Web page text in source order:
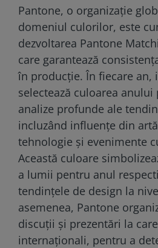
Pantone, o organizație
domeniul culorilor, este
dezvoltarea Pantone
care garantează
în producție. În fiecare an,
selectează culoarea anului
analize profunde ale
incluzând influențe din
tehnologie și evenimente
Această culoare
a lumii pentru anul
tendințele de design la
asemenea, Pantone
discuții și prezentări la
internaționali, pentru a